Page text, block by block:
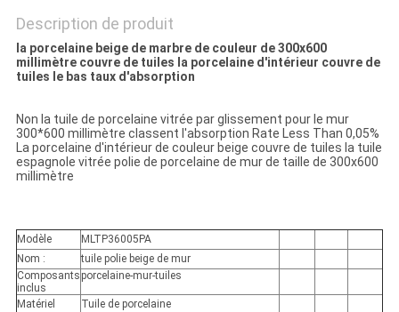
Description de produit
la porcelaine beige de marbre de couleur de 300x600
millimètre couvre de tuiles la porcelaine d'intérieur couvre de
tuiles le bas taux d'absorption
Non la tuile de porcelaine vitrée par glissement pour le mur
300*600 millimètre classent l'absorption Rate Less Than 0,05%
La porcelaine d'intérieur de couleur beige couvre de tuiles la tuile
espagnole vitrée polie de porcelaine de mur de taille de 300x600
millimètre
Modèle
MLTP36005PA
Nom :
tuile polie beige de mur
Composants
inclus
porcelaine-mur-tuiles
Matériel
Tuile de porcelaine